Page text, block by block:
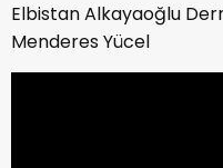
Elbistan Alkayaoğlu
Menderes Yücel